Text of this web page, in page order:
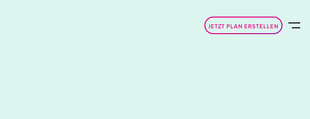
JETZT PLAN ERSTELLEN